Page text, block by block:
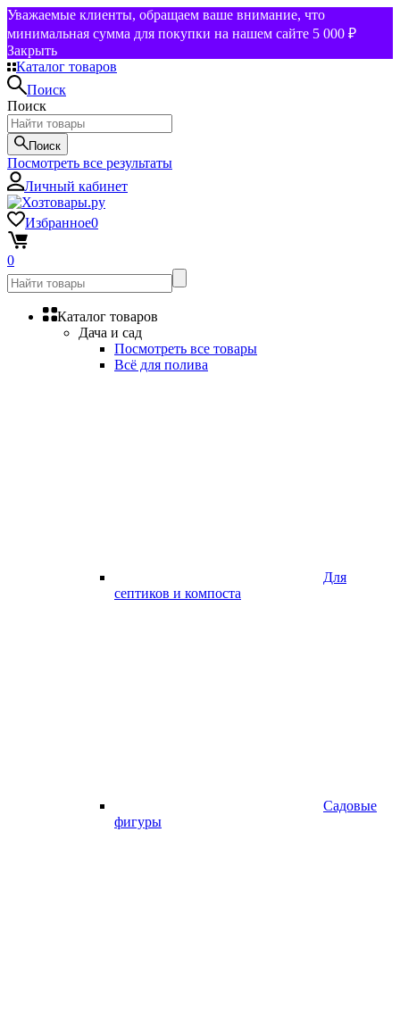
Уважаемые клиенты, обращаем ваше внимание, что
минимальная сумма для покупки на нашем сайте 5 000 ₽
Закрыть
Каталог товаров
Поиск
Поиск
Поиск
Посмотреть все результаты
Личный кабинет
Избранное0
0
Каталог товаров
Дача и сад
Посмотреть все товары
Всё для полива
Для
септиков и компоста
Садовые
фигуры